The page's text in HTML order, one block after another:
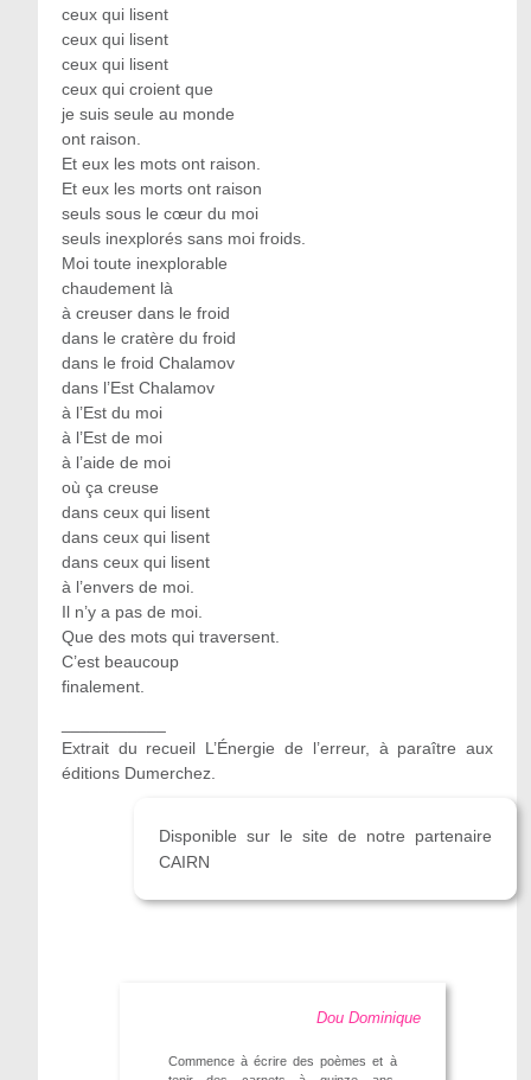
ceux qui lisent
ceux qui lisent
ceux qui lisent
ceux qui croient que
je suis seule au monde
ont raison.
Et eux les mots ont raison.
Et eux les morts ont raison
seuls sous le cœur du moi
seuls inexplorés sans moi froids.
Moi toute inexplorable
chaudement là
à creuser dans le froid
dans le cratère du froid
dans le froid Chalamov
dans l’Est Chalamov
à l’Est du moi
à l’Est de moi
à l’aide de moi
où ça creuse
dans ceux qui lisent
dans ceux qui lisent
dans ceux qui lisent
à l’envers de moi.
Il n’y a pas de moi.
Que des mots qui traversent.
C’est beaucoup
finalement.
Extrait du recueil L’Énergie de l’erreur, à paraître aux
éditions Dumerchez.
Disponible sur le site de notre partenaire
CAIRN
Dou Dominique
Commence à écrire des poèmes et à